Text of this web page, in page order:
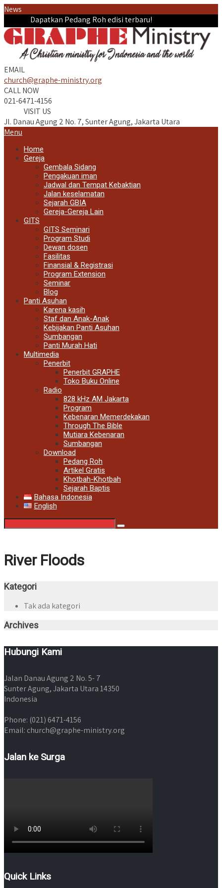
News
Dapatkan Pedang Roh edisi terbaru!
EMAIL
church@graphe-ministry.org
CALL NOW
021-6471-4156
VISIT US
Jl. Danau Agung 2 No. 7, Sunter Agung, Jakarta Utara
Menu
Home
Gereja
Gembala Sidang
Pengakuan iman
Jadwal dan Tempat Kebaktian
Jalan keselamatan
Sejarah GBIA
Gereja-Gereja Lain
GITS
GITS Seminari
Program Studi
Dewan dosen
Fasilitas
Finansial & Registrasi
Program Extension
Seminar
Blog
Panti Asuhan
Karena kasih
Staf dan Anak-Anak
Kebijakan Panti Asuhan
Sumbangan
Panti Murah Hati
Multimedia
Penerbit
Penerbit GRAPHE
Toko Buku Online
Radio
828 kHz AM Jakarta
Program
Kebenaran Memerdekakan
Through The Bible
Mutiara Kebenaran
Sumbangan
Download
Pedang Roh
Artikel Gratis
Khotbah-Khotbah
Sejarah Baptis
Bahasa Indonesia
English
River Floods
Kategori
Tak ada kategori
Archives
Hubungi Kami
Jalan Danau Agung 2 No. 5- 7
Sunter Agung, Jakarta Utara 14350
Indonesia
Phone: (021) 6471-4156
Email: church@graphe-ministry.org
Jalan ke Surga
Quick Links